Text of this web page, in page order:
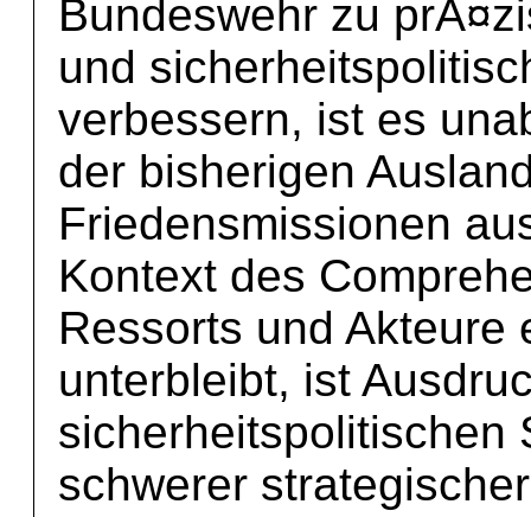
Bundeswehr zu
und
verbessern, ist es
der bisherigen
Friedensmissionen
Kontext des
Ressorts und Akteure
unterbleibt, ist
sicherheitspolitischen
schwerer